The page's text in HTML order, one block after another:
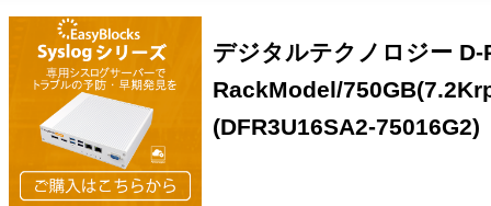
デジタルテクノロジー
RackModel/
(DFR3U16SA2-75016G2)